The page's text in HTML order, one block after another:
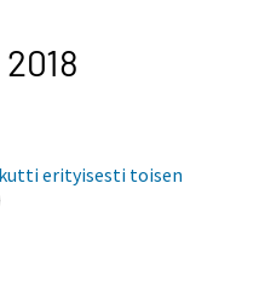
erityisesti toisen